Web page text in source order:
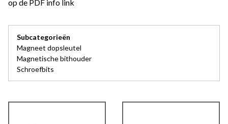
op de PDF info link
Subcategorieën
Magneet dopsleutel
Magnetische bithouder
Schroefbits